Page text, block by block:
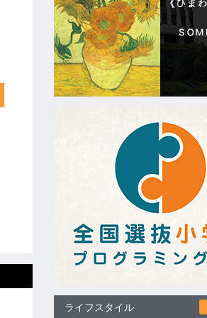
ライフスタイル